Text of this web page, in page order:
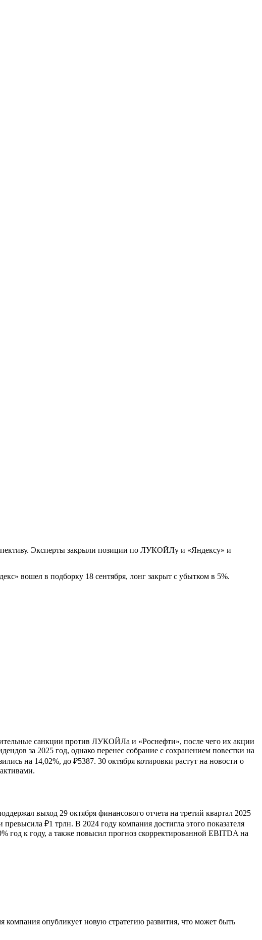
Эксперты закрыли позиции по ЛУКОЙЛу и «Яндексу» и
вошел в подборку 18 сентября, лонг закрыт с убытком в 5%.
санкции против ЛУКОЙЛа и «Роснефти», после чего их акции
за 2025 год, однако перенес собрание с сохранением повестки на
на 14,02%, до ₽5387. 30 октября котировки растут на новости о
выход 29 октября финансового отчета на третий квартал 2025
₽1 трлн. В 2024 году компания достигла этого показателя
год к году, а также повысил прогноз скорректированной EBITDA на
опубликует новую стратегию развития, что может быть